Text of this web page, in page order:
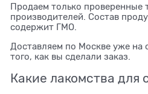
Продаем только проверенные
производителей. Состав
содержит ГМО.
Доставляем по Москве уже на
того, как вы сделали заказ.
Какие лакомства для